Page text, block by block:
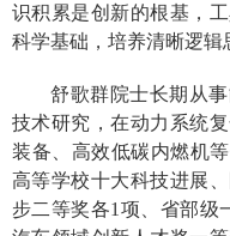
识积累是创新的根基，
科学基础，培养清晰逻辑
舒歌群院士长期从
技术研究，在动力系统
装备、高效低碳内燃机
高等学校十大科技进展
步二等奖各1项、省部级